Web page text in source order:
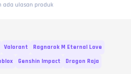
ada ulasan produk
Valorant
Ragnarok M Eternal Love
Genshin Impact
Dragon Raja